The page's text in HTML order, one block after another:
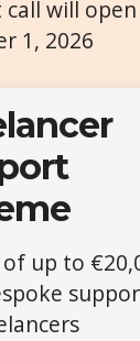
call will
1, 2026
up to